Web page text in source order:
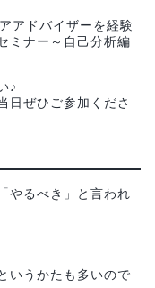
アドバイザーを経験
ミナー～自己分析編
♪
日ぜひご参加くださ
やるべき」と言われ
いうかたも多いので